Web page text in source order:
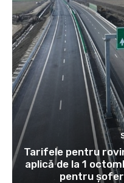
Tarifele pentru
aplică de la 1
pentru